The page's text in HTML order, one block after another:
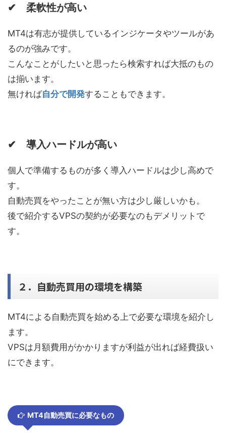
✔ 柔軟性が高い
MT4は有志が提供しているインジケータやツールがあ
るのが強みです。
こんなことがしたいと思ったら検索すれば大抵のもの
は揃います。
無ければ自分で開発することもできます。
✔ 導入ハードルが高い
個人で準備するものが多く導入ハードルは少し高めで
す。
自動売買をやったことが無い方は少し厳しいかも。
後で紹介するVPSの契約が必要なのもデメリットで
す。
２．自動売買用の環境を構築
MT4による自動売買を始める上で必要な環境を紹介し
ます。
VPSは月額費用がかかりますが利益が出れば経費扱い
にできます。
MT4自動売買に必要なもの